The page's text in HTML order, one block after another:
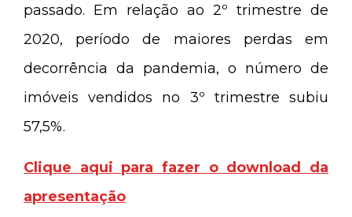
passado. Em relação ao 2º trimestre de
2020, período de maiores perdas em
decorrência da pandemia, o número de
imóveis vendidos no 3º trimestre subiu
57,5%.
Clique aqui para fazer o download da
apresentação